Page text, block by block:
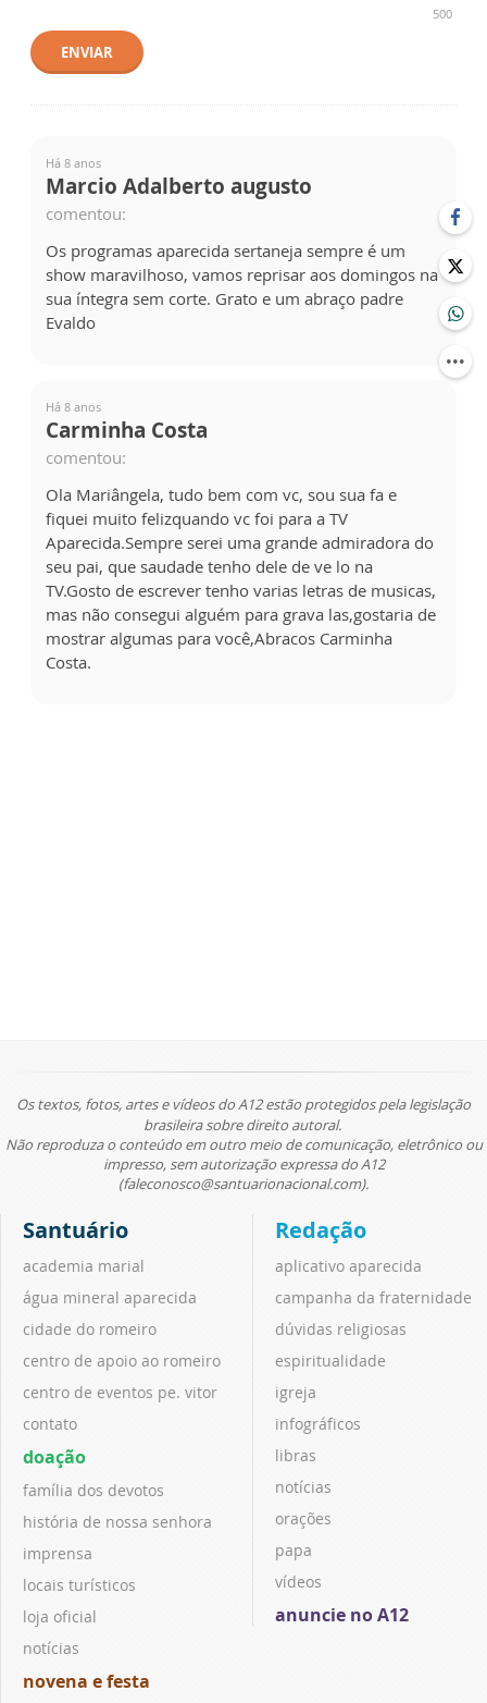
500
ENVIAR
Há 8 anos
Marcio Adalberto augusto
comentou:
Os programas aparecida sertaneja sempre é um
show maravilhoso, vamos reprisar aos domingos na
sua íntegra sem corte. Grato e um abraço padre
Evaldo
Há 8 anos
Carminha Costa
comentou:
Ola Mariângela, tudo bem com vc, sou sua fa e
fiquei muito felizquando vc foi para a TV
Aparecida.Sempre serei uma grande admiradora do
seu pai, que saudade tenho dele de ve lo na
TV.Gosto de escrever tenho varias letras de musicas,
mas não consegui alguém para grava las,gostaria de
mostrar algumas para você,Abracos Carminha
Costa.
Os textos, fotos, artes e vídeos do A12 estão protegidos pela legislação
brasileira sobre direito autoral.
Não reproduza o conteúdo em outro meio de comunicação, eletrônico ou
impresso, sem autorização expressa do A12
(faleconosco@santuarionacional.com).
Santuário
academia marial
água mineral aparecida
cidade do romeiro
centro de apoio ao romeiro
centro de eventos pe. vitor
contato
doação
família dos devotos
história de nossa senhora
imprensa
locais turísticos
loja oficial
notícias
novena e festa
Redação
aplicativo aparecida
campanha da fraternidade
dúvidas religiosas
espiritualidade
igreja
infográficos
libras
notícias
orações
papa
vídeos
anuncie no A12